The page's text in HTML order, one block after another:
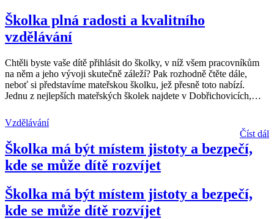
Školka plná radosti a kvalitního
vzdělávání
Chtěli byste vaše dítě přihlásit do školky, v níž všem pracovníkům
na něm a jeho vývoji skutečně záleží? Pak rozhodně čtěte dále,
neboť si představíme mateřskou školku, jež přesně toto nabízí.
Jednu z nejlepších mateřských školek najdete v Dobřichovicích,…
Vzdělávání
Číst dál
Školka má být místem jistoty a bezpečí,
kde se může dítě rozvíjet
Školka má být místem jistoty a bezpečí,
kde se může dítě rozvíjet